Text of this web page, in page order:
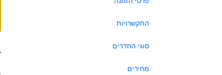
התקשרויות
סוגי החדרים
מחירים